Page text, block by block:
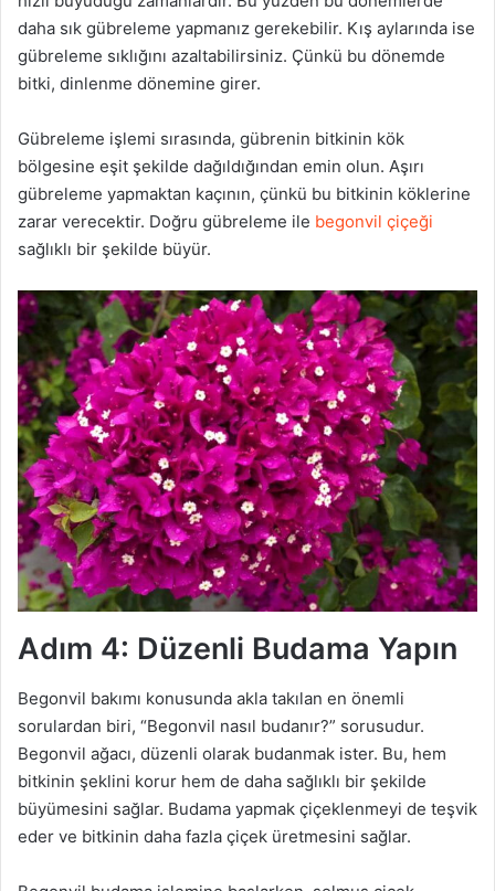
daha sık gübreleme yapmanız gerekebilir. Kış aylarında ise
gübreleme sıklığını azaltabilirsiniz. Çünkü bu dönemde
bitki, dinlenme dönemine girer.
Gübreleme işlemi sırasında, gübrenin bitkinin kök
bölgesine eşit şekilde dağıldığından emin olun. Aşırı
gübreleme yapmaktan kaçının, çünkü bu bitkinin köklerine
zarar verecektir. Doğru gübreleme ile begonvil çiçeği
sağlıklı bir şekilde büyür.
Adım 4: Düzenli Budama Yapın
Begonvil bakımı konusunda akla takılan en önemli
sorulardan biri, “Begonvil nasıl budanır?” sorusudur.
Begonvil ağacı, düzenli olarak budanmak ister. Bu, hem
bitkinin şeklini korur hem de daha sağlıklı bir şekilde
büyümesini sağlar. Budama yapmak çiçeklenmeyi de teşvik
eder ve bitkinin daha fazla çiçek üretmesini sağlar.